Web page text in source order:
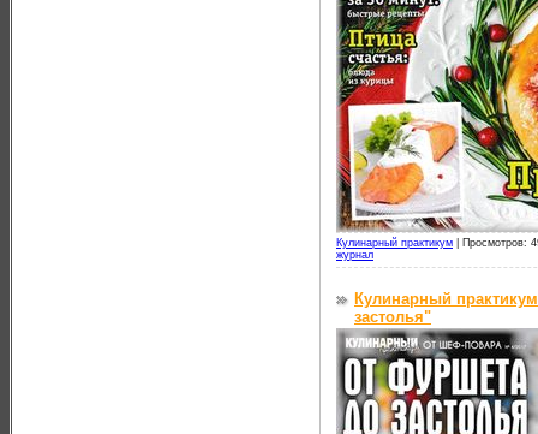
Кулинарный практикум
Просмотров:
журнал
Кулинарный
застолья"